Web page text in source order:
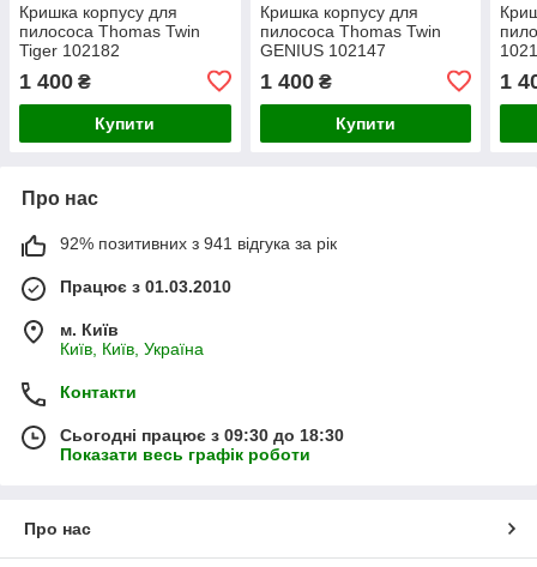
Кришка корпусу для
пилососа Thomas Twin
Tiger 102182
1 400 ₴
Купити
Кришка корпусу для
пилососа Thomas Twin
GENIUS 102147
1 400₴
Купити
1
Про нас
92% позитивних з 941 відгука за рік
Працює з 01.03.2010
м. Київ
Київ, Київ, Україна
Контакти
Сьогодні працює з 09:30 до 18:30
Показати весь графік роботи
Про нас